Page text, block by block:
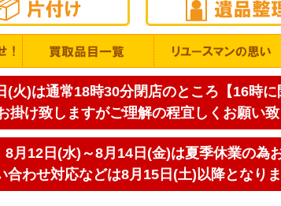
(火)は通常18時30分閉店のところ【16時に
掛け致しますがご理解の程宜しくお願い致
8月12日(水)～8月14日(金)は夏季休業の為
合わせ対応などは8月15日(土)以降となりま